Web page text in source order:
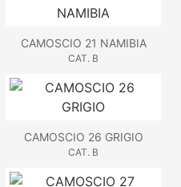
CAMOSCIO 21 NAMIBIA
CAT. B
CAMOSCIO 26 GRIGIO
CAT. B